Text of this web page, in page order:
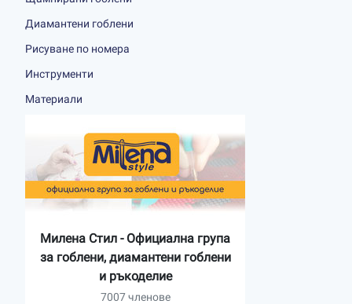
Диамантени гоблени
Рисуване по номера
Инструменти
Материали
Милена Стил - Официална група
за гоблени, диамантени гоблени
и ръкоделие
7007 членове